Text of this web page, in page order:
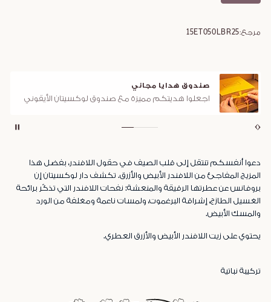
مرجع:15ET050LBR25
صندوق هدايا مجاني
اجعلوا هديتكم مميزة مع صندوق لوكسيتان الأيقوني
دعوا أنفسكم تنتقل إلى قلب الصيف في حقول اللافندر، بفضل هذا
المزيج المفاجئ من اللافندر الأبيض والأزرق. تكشف دار لوكسيتان إن
بروفانس عن عطرتها الرقيقة والمنعشة: نفحات اللافندر التي تذكّر برائحة
الغسيل الطازج، إشراقة البرغموت، ولمسات ناعمة ومغلفة من الورد
والمسك الأبيض.
يحتوي على زيت اللافندر الأبيض والأزرق العطري.
تركيبة نباتية